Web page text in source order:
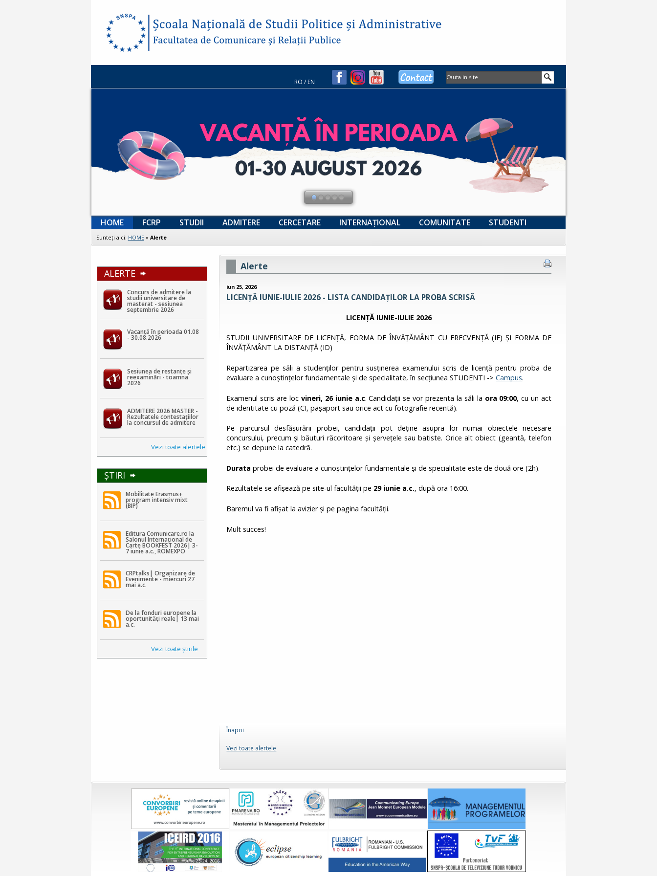
RO /EN
HOME FCRP STUDII ADMITERE CERCETARE INTERNAȚIONAL COMUNITATE STUDENTI
Sunteţi aici: HOME» Alerte
ALERTE
Concurs de admitere la
studii universitare de
masterat - sesiunea
septembrie 2026
Vacanță în perioada 01.08
- 30.08.2026
Sesiunea de restanțe și
reexaminări - toamna
2026
ADMITERE 2026 MASTER -
Rezultatele contestaţiilor
la concursul de admitere
Vezi toate alertele
ŞTIRI
Mobilitate Erasmus+
program intensiv mixt
(BIP)
Editura Comunicare.ro la
Salonul Internațional de
Carte BOOKFEST 2026| 3-
7 iunie a.c., ROMEXPO
CRPtalks| Organizare de
Evenimente - miercuri 27
mai a.c.
De la fonduri europene la
oportunități reale| 13 mai
a.c.
Vezi toate ştirile
Alerte
iun 25, 2026
LICENȚĂ IUNIE-IULIE 2026 - LISTA CANDIDAȚILOR LA PROBA SCRISĂ
LICENŢĂ IUNIE-IULIE 2026
STUDII UNIVERSITARE DE LICENŢĂ, FORMA DE ÎNVĂŢĂMÂNT CU FRECVENŢĂ (IF) ȘI FORMA DE
ÎNVĂŢĂMÂNT LA DISTANŢĂ (ID)
Repartizarea pe săli a studenţilor pentru susţinerea examenului scris de licenţă pentru proba de
evaluare a cunoștințelor fundamentale şi de specialitate, în secțiunea STUDENTI ->Campus.
Examenul scris are loc vineri, 26iunie a.c. Candidații se vor prezenta la săli la ora 09:00, cu un act
de identitate cu poză (CI, paşaport sau orice act cu fotografie recentă).
Pe parcursul desfăşurării probei, candidaţii pot deţine asupra lor numai obiectele necesare
concursului, precum şi băuturi răcoritoare şi şerveţele sau batiste. Orice alt obiect (geantă, telefon
etc.) se depune la catedră.
Durataprobei de evaluare a cunoștințelor fundamentale și de specialitate este de două ore (2h).
Rezultatele se afișează pe site-ul facultății pe 29iunie a.c., după ora 16:00.
Baremul va fi afișat la avizier și pe pagina facultății.
Mult succes!
Înapoi
Vezi toate alertele